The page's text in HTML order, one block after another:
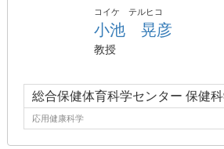
コイケ テルヒコ
小池 晃彦
教授
総合保健体育科学センター 保健
応用健康科学